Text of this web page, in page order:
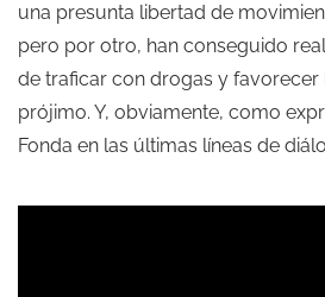
una presunta libertad de
pero por otro, han conseguido
de traficar con drogas y favorecer
prójimo. Y, obviamente, como
Fonda en las últimas líneas de